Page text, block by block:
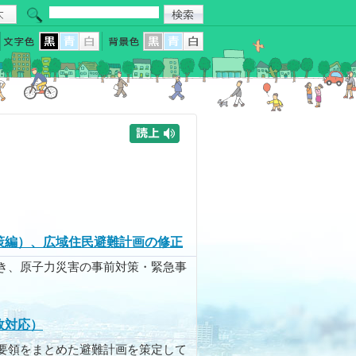
）、広域住民避難計画の修正
原子力災害の事前対策・緊急事
応）
をまとめた避難計画を策定して